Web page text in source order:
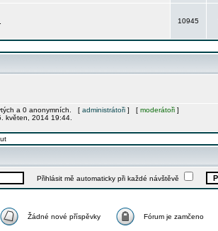
10945
a 0 anonymních. [ administrátoři ] [ moderátoři ]
květen, 2014 19:44.
Přihlásit mě automaticky při každé návštěvě
Žádné nové příspěvky Fórum je zamčeno